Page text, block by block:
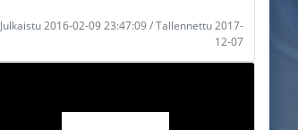
Julkaistu 2016-02-09 23:47:09 / Tallennettu 2017-
12-07